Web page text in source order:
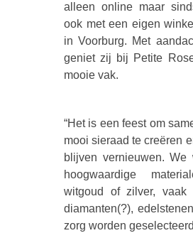
alleen online maar
ook met een eigen
in Voorburg. Met
geniet zij bij Petite
mooie vak.
“Het is een feest om
mooi sieraad te creëren
blijven vernieuwen. We
hoogwaardige
witgoud of zilver, vaak
diamanten(?),
zorg worden